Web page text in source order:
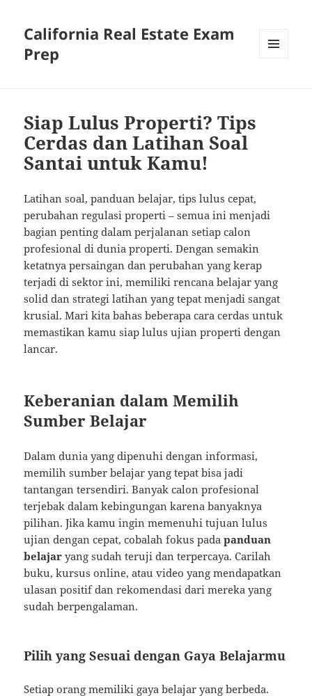
California Real Estate Exam
Prep
Siap Lulus Properti? Tips
Cerdas dan Latihan Soal
Santai untuk Kamu!
Latihan soal, panduan belajar, tips lulus cepat,
perubahan regulasi properti – semua ini menjadi
bagian penting dalam perjalanan setiap calon
profesional di dunia properti. Dengan semakin
ketatnya persaingan dan perubahan yang kerap
terjadi di sektor ini, memiliki rencana belajar yang
solid dan strategi latihan yang tepat menjadi sangat
krusial. Mari kita bahas beberapa cara cerdas untuk
memastikan kamu siap lulus ujian properti dengan
lancar.
Keberanian dalam Memilih
Sumber Belajar
Dalam dunia yang dipenuhi dengan informasi,
memilih sumber belajar yang tepat bisa jadi
tantangan tersendiri. Banyak calon profesional
terjebak dalam kebingungan karena banyaknya
pilihan. Jika kamu ingin memenuhi tujuan lulus
ujian dengan cepat, cobalah fokus padapanduan
belajar yang sudah teruji dan terpercaya. Carilah
buku, kursus online, atau video yang mendapatkan
ulasan positif dan rekomendasi dari mereka yang
sudah berpengalaman.
Pilih yang Sesuai dengan Gaya Belajarmu
Setiap orang memiliki gaya belajar yang berbeda.